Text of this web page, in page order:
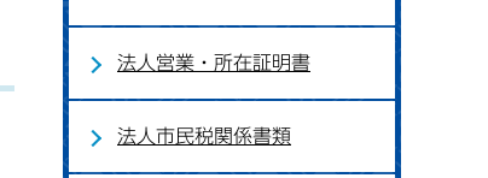
法人営業・所在証明書
法人市民税関係書類